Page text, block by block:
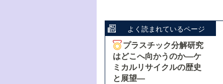
よく読まれているページ
プラスチック分解研究
はどこへ向かうのか―ケ
ミカルリサイクルの歴史
と展望―